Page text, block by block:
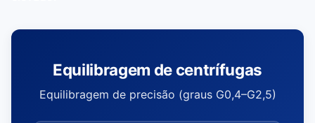
Equilibragem de centrífugas
Equilibragem de precisão (graus G0,4–G2,5)